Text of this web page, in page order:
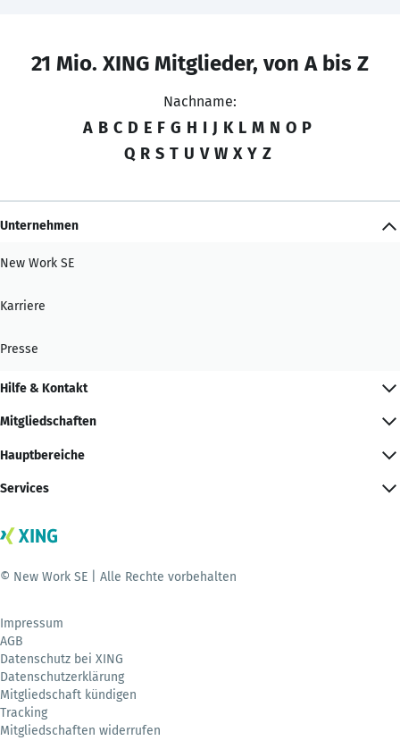
21 Mio. XING Mitglieder, von A bis Z
Nachname:
A B C D E F G H I J K L M N O P
Q R S T U V W X Y Z
Unternehmen
New Work SE
Karriere
Presse
Hilfe & Kontakt
Mitgliedschaften
Hauptbereiche
Services
© New Work SE | Alle Rechte vorbehalten
Impressum
AGB
Datenschutz bei XING
Datenschutzerklärung
Mitgliedschaft kündigen
Tracking
Mitgliedschaften widerrufen